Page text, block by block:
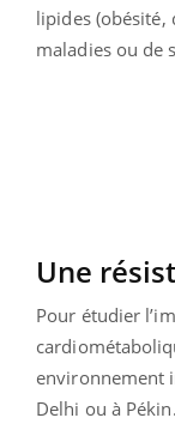
lipides (obésité,
maladies ou de
Une
Pour étudier
environnement
Delhi ou à